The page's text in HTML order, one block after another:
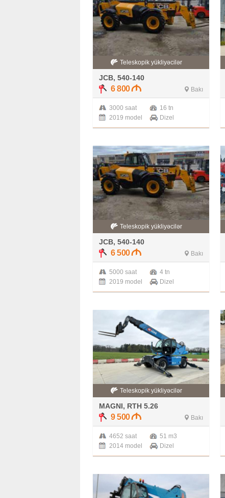
Teleskopik yükliyəcilər
JCB, 540-140
6 800 Bakı
3000 saat
16 tn
2019 model
Dizel
Teleskopik yükliyəcilər
JCB, 540-140
6 500 Bakı
5000 saat
4 tn
2019 model
Dizel
Teleskopik yükliyəcilər
MAGNI, RTH 5.26
9 500 Bakı
4652 saat
51 m3
2014 model
Dizel